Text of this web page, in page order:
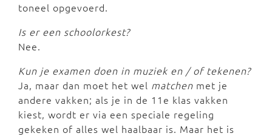
toneel opgevoerd.
Is er een schoolorkest?
Nee.
Kun je examen doen in muziek en / of tekenen?
Ja, maar dan moet het wel matchen met je
andere vakken; als je in de 11e klas vakken
kiest, wordt er via een speciale regeling
gekeken of alles wel haalbaar is. Maar het is